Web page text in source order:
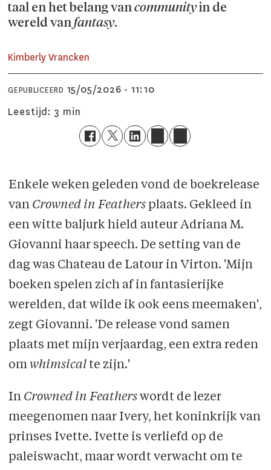
taal en het belang vancommunityin de
wereld vanfantasy.
Kimberly Vrancken
GEPUBLICEERD
15/05/2026 - 11:10
Leestijd:3 min
Enkele weken geleden vond de boekrelease
van Crowned in Feathersplaats. Gekleed in
een witte baljurk hield auteur Adriana M.
Giovanni haar speech. De setting van de
dag was Chateau de Latour in Virton. 'Mijn
boeken spelen zich af in fantasierijke
werelden, dat wilde ik ook eens meemaken',
zegt Giovanni. 'De release vond samen
plaats met mijn verjaardag, een extra reden
om whimsicalte zijn.'
In Crowned in Featherswordt de lezer
meegenomen naar Ivery, het koninkrijk van
prinses Ivette. Ivette is verliefd op de
paleiswacht, maar wordt verwacht om te